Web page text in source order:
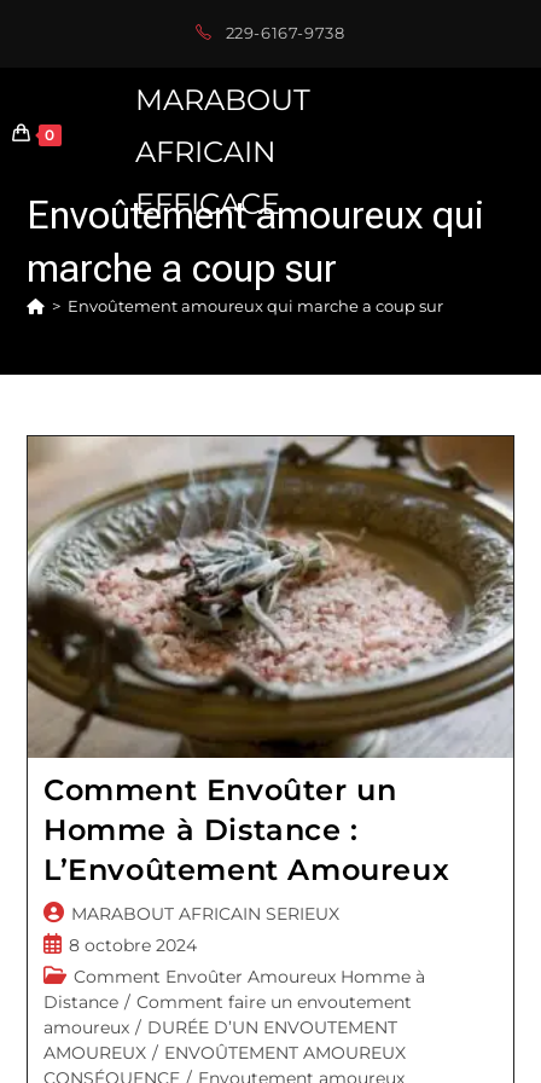
229-6167-9738
0
MARABOUT
AFRICAIN
EFFICACE
Envoûtement amoureux qui
marche a coup sur
> Envoûtement amoureux qui marche a coup sur
Comment Envoûter un
Homme à Distance :
L’Envoûtement Amoureux
Auteur/autrice
de
la
publication :
MARABOUT AFRICAIN SERIEUX
Publication
publiée :
8 octobre 2024
Post
category:
Comment Envoûter Amoureux Homme à
Distance / Comment faire un envoutement
amoureux / DURÉE D’UN ENVOUTEMENT
AMOUREUX / ENVOÛTEMENT AMOUREUX
CONSÉQUENCE / Envoutement amoureux